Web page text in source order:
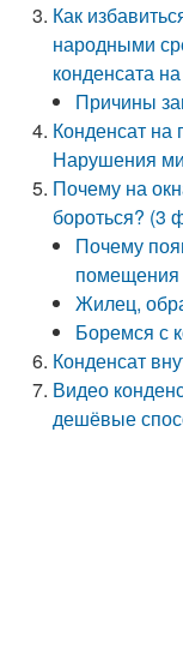
Как
народными
конденсата
Причины
Конденсат на
Нарушения
Почему на
бороться? (3
Почему
помещения
Жилец,
Боремся с
Конденсат
Видео
дешёвые